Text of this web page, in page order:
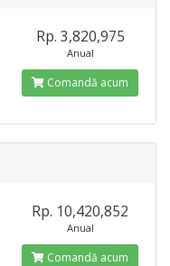
Rp. 3,820,975
Anual
Comandă acum
Rp. 10,420,852
Anual
Comandă acum